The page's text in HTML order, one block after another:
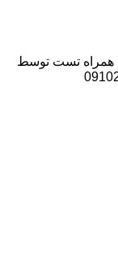
همراه تست توسط